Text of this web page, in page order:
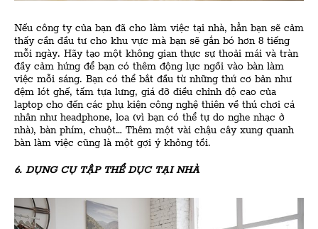
Nếu công ty của bạn đã cho làm việc tại nhà, hẳn bạn sẽ cảm
thấy cần đầu tư cho khu vực mà bạn sẽ gắn bó hơn 8 tiếng
mỗi ngày. Hãy tạo một không gian thực sự thoải mái và tràn
đầy cảm hứng để bạn có thêm động lực ngồi vào bàn làm
việc mỗi sáng. Bạn có thể bắt đầu từ những thứ cơ bản như
đệm lót ghế, tấm tựa lưng, giá đỡ điều chỉnh độ cao của
laptop cho đến các phụ kiện công nghệ thiên về thú chơi cá
nhân như headphone, loa (vì bạn có thể tự do nghe nhạc ở
nhà), bàn phím, chuột… Thêm một vài chậu cây xung quanh
bàn làm việc cũng là một gợi ý không tồi.
6. DỤNG CỤ TẬP THỂ DỤC TẠI NHÀ